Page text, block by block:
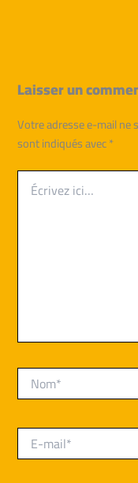
Laisser un
Votre adresse e-mail ne
sont indiqués avec*
Écrivez
ici…
Nom*
E-
mail*